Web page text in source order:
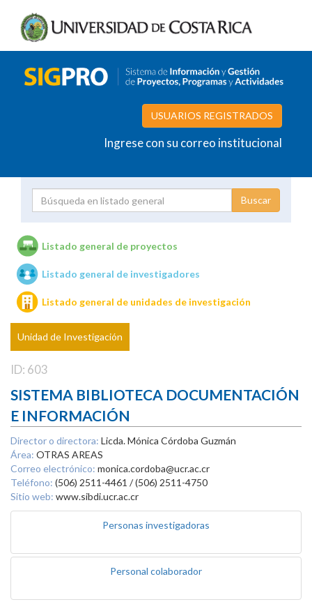
USUARIOS REGISTRADOS
Ingrese con su correo institucional
Unidades de investigación
Listado general de proyectos
Listado general de investigadores
Listado general de unidades de investigación
Unidad de Investigación
ID: 603
SISTEMA BIBLIOTECA DOCUMENTACIÓN
E INFORMACIÓN
Director o directora: Licda. Mónica Córdoba Guzmán
Área: OTRAS AREAS
Correo electrónico: monica.cordoba@ucr.ac.cr
Teléfono: (506) 2511-4461 / (506) 2511-4750
Sitio web: www.sibdi.ucr.ac.cr
Personas investigadoras
Personal colaborador